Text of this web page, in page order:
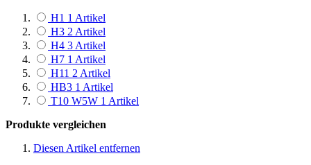
H1 1 Artikel
H3 2 Artikel
H4 3 Artikel
H7 1 Artikel
H11 2 Artikel
HB3 1 Artikel
T10 W5W 1 Artikel
Produkte vergleichen
Diesen Artikel entfernen